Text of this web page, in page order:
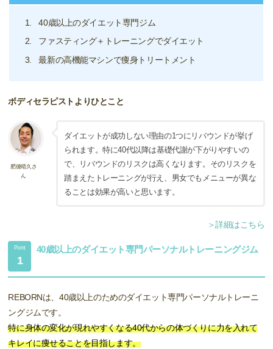
40歳以上のダイエット専門ジム
ファスティング＋トレーニングでダイエット
最新の高機能マシンで痩身トリートメント
ボディセラピストよりひとこと
肥後晴久さ
ん
ダイエットが成功しない理由の1つにリバウンドが挙げ
られます。特に40代以降は基礎代謝が下がりやすいの
で、リバウンドのリスクは高くなります。そのリスクを
踏まえたトレーニングが行え、男女でもメニューが異な
ることは効果が高いと思います。
＞詳細はこちら
Point
1
40歳以上のダイエット専門パーソナルトレーニングジム
REBORNは、40歳以上のためのダイエット専門パーソナルトレーニ
ングジムです。
特に身体の変化が現れやすくなる40代からの体づくりに力を入れて
キレイに痩せることを目指します。